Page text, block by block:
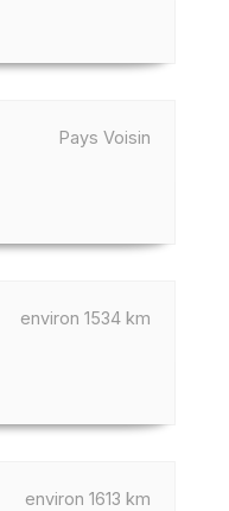
Pays Voisin
environ 1534 km
environ 1613 km